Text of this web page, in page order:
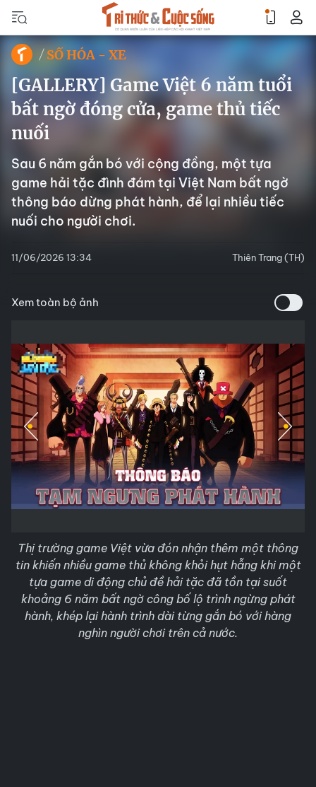
SỐ HÓA - XE
[GALLERY] Game Việt 6 năm tuổi
bất ngờ đóng cửa, game thủ tiếc
nuối
Sau 6 năm gắn bó với cộng đồng, một tựa
game hải tặc đình đám tại Việt Nam bất ngờ
thông báo dừng phát hành, để lại nhiều tiếc
nuối cho người chơi.
11/06/2026 13:34 Thiên Trang (TH)
Xem toàn bộ ảnh
Thị trường game Việt vừa đón nhận thêm một thông
tin khiến nhiều game thủ không khỏi hụt hẫng khi một
tựa game di động chủ đề hải tặc đã tồn tại suốt
khoảng 6 năm bất ngờ công bố lộ trình ngừng phát
hành, khép lại hành trình dài từng gắn bó với hàng
nghìn người chơi trên cả nước.